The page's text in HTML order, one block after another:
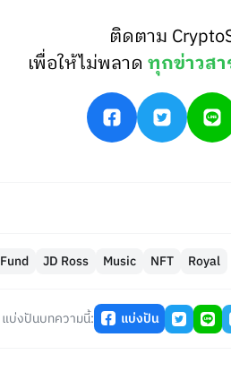
ติดตาม
เพื่อให้ไม่พลาดทุกข่าวสา
Fund JD Ross Music NFT Royal
แบ่งปันบทความนี้: แบ่งปัน